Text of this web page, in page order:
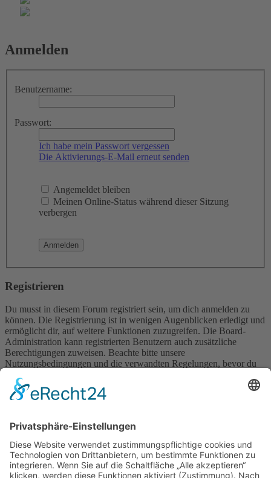
Anmelden
Benutzername:
Passwort:
Ich habe mein Passwort vergessen
Die Aktivierungs-E-Mail erneut senden
Angemeldet bleiben
Meinen Online-Status während dieser Sitzung
verbergen
Registrieren
Du musst in diesem Forum registriert sein, um dich anmelden zu
können. Die Registrierung ist in wenigen Augenblicken erledigt und
ermöglicht dir, auf weitere Funktionen zuzugreifen. Die Board-
Administration kann registrierten Benutzern auch zusätzliche
Berechtigungen zuweisen. Beachte bitte unsere
Nutzungsbedingungen und die verwandten Regelungen, bevor du
wenn du dich in diesem Board bewegst.
Foren-Übersicht
Alle Zeiten sindUTC+02:00